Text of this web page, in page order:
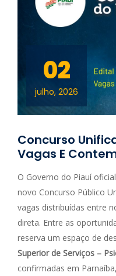
02
julho, 2026
Concurso
Vagas E
O Governo do Piauí
novo Concurso Público
vagas distribuídas entre
direta. Entre as
reserva um espaço de
Superior de Serviços –
confirmadas em